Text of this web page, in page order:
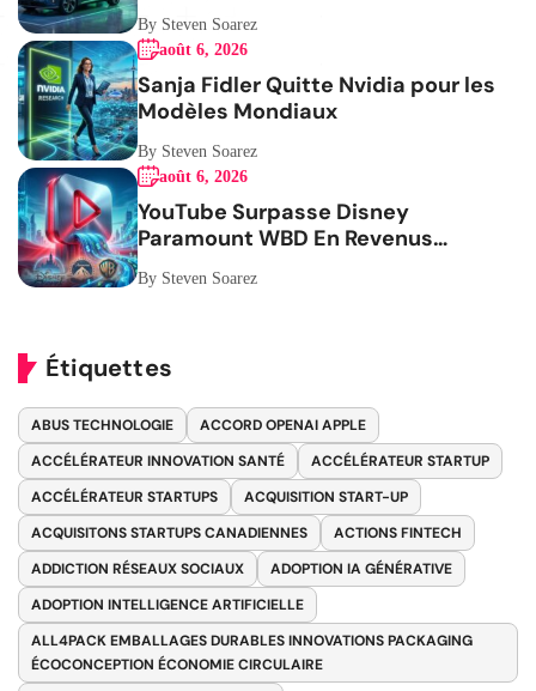
By Steven Soarez
août 6, 2026
Sanja Fidler Quitte Nvidia pour les
Modèles Mondiaux
By Steven Soarez
août 6, 2026
YouTube Surpasse Disney
Paramount WBD En Revenus
By Steven Soarez
Étiquettes
ABUS TECHNOLOGIE
ACCORD OPENAI APPLE
ACCÉLÉRATEUR INNOVATION SANTÉ
ACCÉLÉRATEUR STARTUP
ACCÉLÉRATEUR STARTUPS
ACQUISITION START-UP
ACQUISITONS STARTUPS CANADIENNES
ACTIONS FINTECH
ADDICTION RÉSEAUX SOCIAUX
ADOPTION IA GÉNÉRATIVE
ADOPTION INTELLIGENCE ARTIFICIELLE
ALL4PACK EMBALLAGES DURABLES INNOVATIONS PACKAGING
ÉCOCONCEPTION ÉCONOMIE CIRCULAIRE